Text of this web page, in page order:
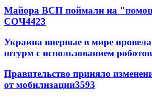
Майора ВСП поймали на
СОЧ4423
Украина впервые в мире
штурм с использованием роботов
Правительство приняло
от мобилизации3593